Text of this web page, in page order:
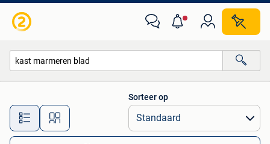
Alle afstanden…
Sorteer op